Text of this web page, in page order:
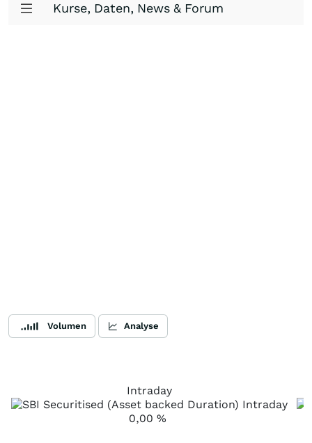
Kurse, Daten, News & Forum
Volumen Analyse
Intraday
0,00 %